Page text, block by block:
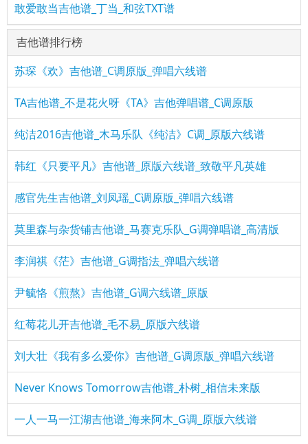
敢爱敢当吉他谱_丁当_和弦TXT谱
吉他谱排行榜
苏琛《欢》吉他谱_C调原版_弹唱六线谱
TA吉他谱_不是花火呀《TA》吉他弹唱谱_C调原版
纯洁2016吉他谱_木马乐队《纯洁》C调_原版六线谱
韩红《只要平凡》吉他谱_原版六线谱_致敬平凡英雄
感官先生吉他谱_刘凤瑶_C调原版_弹唱六线谱
莫里森与杂货铺吉他谱_马赛克乐队_G调弹唱谱_高清版
李润祺《茫》吉他谱_G调指法_弹唱六线谱
尹毓恪《煎熬》吉他谱_G调六线谱_原版
红莓花儿开吉他谱_毛不易_原版六线谱
刘大壮《我有多么爱你》吉他谱_G调原版_弹唱六线谱
Never Knows Tomorrow吉他谱_朴树_相信未来版
一人一马一江湖吉他谱_海来阿木_G调_原版六线谱